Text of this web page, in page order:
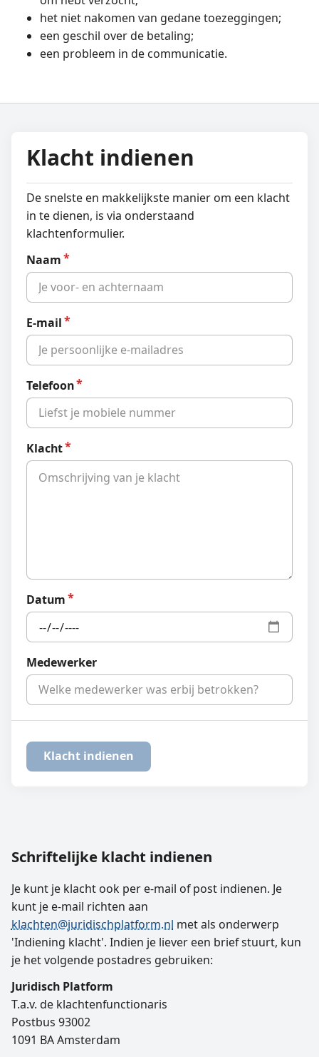
het niet nakomen van gedane toezeggingen;
een geschil over de betaling;
een probleem in de communicatie.
Klacht indienen
De snelste en makkelijkste manier om een klacht
in te dienen, is via onderstaand
klachtenformulier.
Naam
E-mail
Telefoon
Klacht
Datum
Medewerker
Schriftelijke klacht indienen
Je kunt je klacht ook per e-mail of post indienen. Je
kunt je e-mail richten aan
klachten@juridischplatform.nl met als onderwerp
'Indiening klacht'. Indien je liever een brief stuurt, kun
je het volgende postadres gebruiken:
Juridisch Platform
T.a.v. de klachtenfunctionaris
Postbus 93002
1091 BA Amsterdam